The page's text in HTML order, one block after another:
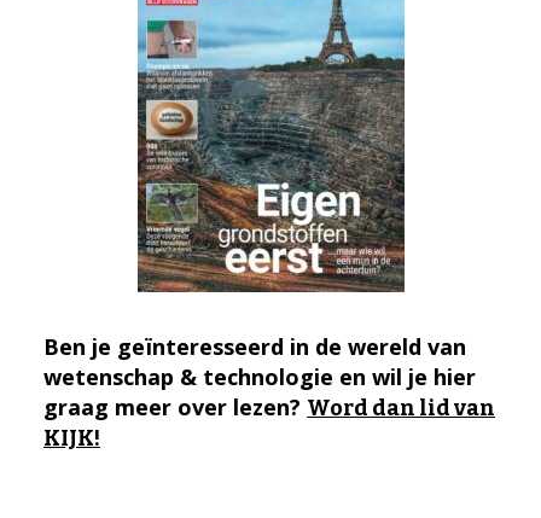
Ben je geïnteresseerd in de wereld van
wetenschap & technologie en wil je hier
graag meer over lezen? Word dan lid van
KIJK!